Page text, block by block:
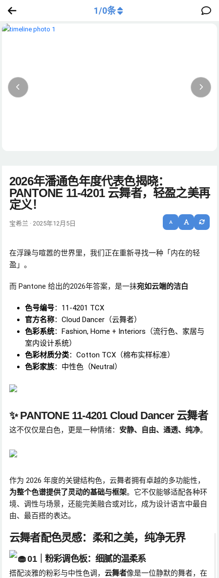
2026年潘通色年度代表色揭晓：
PANTONE 11-4201 云舞者，轻盈之美再
定义！
宝希兰 · 2025年12月5日
在浮躁与喧嚣的世界里，我们正在重新寻找一种「内在的轻
盈」。
而 Pantone 给出的2026年答案，是一抹宛如云端的洁白
色号编号：11-4201 TCX
官方名称：Cloud Dancer（云舞者）
色彩系统：Fashion, Home + Interiors（流行色、家居与
室内设计系统）
色彩材质分类：Cotton TCX（棉布实样标准）
色彩家族：中性色（Neutral）
✨PANTONE 11-4201 Cloud Dancer 云舞者
这不仅仅是白色，更是一种情绪： 安静、自由、通透、纯净。
作为 2026 年度的关键结构色，云舞者拥有卓越的多功能性，
为整个色谱提供了灵动的基础与框架。它不仅能够适配各种环
境、调性与场景，还能完美融合或对比，成为设计语言中最自
由、最百搭的表达。
云舞者配色灵感：柔和之美，纯净无界
🧁 01｜粉彩调色板：细腻的温柔系
搭配淡雅的粉彩与中性色调， 云舞者像是一位静默的舞者，在
1/0条